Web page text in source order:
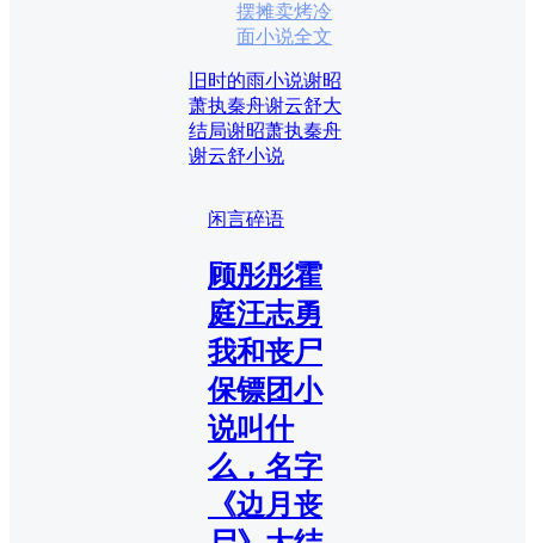
摆摊卖烤冷
面小说全文
旧时的雨小说谢昭
萧执秦舟谢云舒大
结局谢昭萧执秦舟
谢云舒小说
闲言碎语
顾彤彤霍
庭汪志勇
我和丧尸
保镖团小
说叫什
么，名字
《边月丧